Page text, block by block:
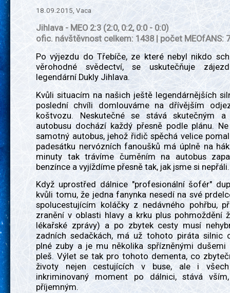
18.09.2015, Vaca
Jihlava - MEO 2:3 (2:0, 0:2, 0:0 - 0:0)
ofic. návštěvnost celkem: 1438 | počet MEOfANS:
Po výjezdu do Třebíče, ze které nebyl nikdo
věrohodné svědectví, se uskutečňuje
legendární Dukly Jihlava.
Kvůli situacím na našich ještě legendárnějších
poslední chvíli domlouváme na dřívějším
koštvozu. Neskutečné se stává skutečným
autobusu dochází každý přesně podle plánu.
samotný autobus, jehož řidič spěchá velice
padesátku nervózních fanoušků má úplně na
minuty tak trávíme čuměním na autobus
benzínce a vyjíždíme přesně tak, jak jsme si nepřáli.
Když uprostřed dálnice "profesionální šofér"
kvůli tomu, že jedna fanynka nesedí na své
spolucestujícím koláčky z nedávného pohřbu,
zranění v oblasti hlavy a krku plus pohmoždění
lékařské zprávy) a po zbytek cesty musí
zadních sedačkách, má už tohoto piráta silnic
plné zuby a je mu několika spřízněnými dušemi
pleš. Výlet se tak pro tohoto dementa, co
životy nejen cestujících v buse, ale i
inkriminovaný moment po dálnici, stává
příjemným.